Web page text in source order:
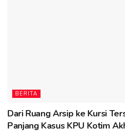
BERITA
Dari Ruang Arsip ke Kursi
Panjang Kasus KPU Kotim